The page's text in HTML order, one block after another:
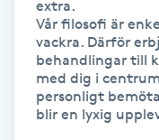
Medium
Megavolymfransar
extra.
Vår filosofi är
vackra. Därför
behandlingar till
med dig i
personligt
blir en lyxig